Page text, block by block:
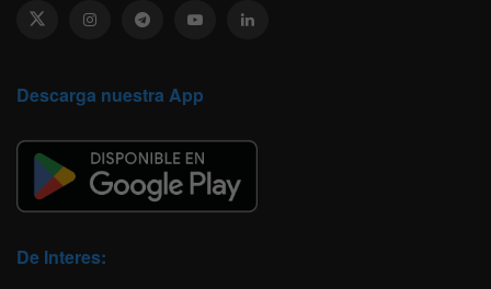
Descarga nuestra App
De Interes: